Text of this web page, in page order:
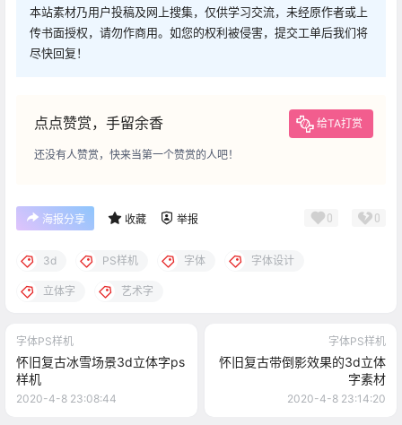
本站素材乃用户投稿及网上搜集，仅供学习交流，未经原作者或上
传书面授权，请勿作商用。如您的权利被侵害，提交工单后我们将
尽快回复！
点点赞赏，手留余香 给TA打赏
还没有人赞赏，快来当第一个赞赏的人吧！
海报分享 收藏 举报 0 0
3d PS样机 字体 字体设计
立体字 艺术字
字体PS样机
怀旧复古冰雪场景3d立体字ps
样机
2020-4-8 23:08:44
字体PS样机
怀旧复古带倒影效果的3d立体
字素材
2020-4-8 23:14:20